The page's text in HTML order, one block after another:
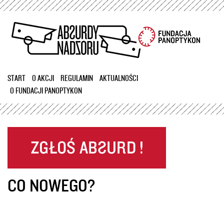
Przejdź
treści
START O AKCJI REGULAMIN
AKTUALNOŚCI
O FUNDACJI PANOPTYKON
CO NOWEGO?